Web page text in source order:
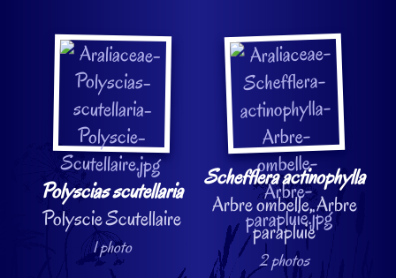
Polyscias scutellaria
Polyscie Scutellaire
1 photo
Schefflera actinophylla
Arbre ombelle, Arbre
parapluie
2 photos